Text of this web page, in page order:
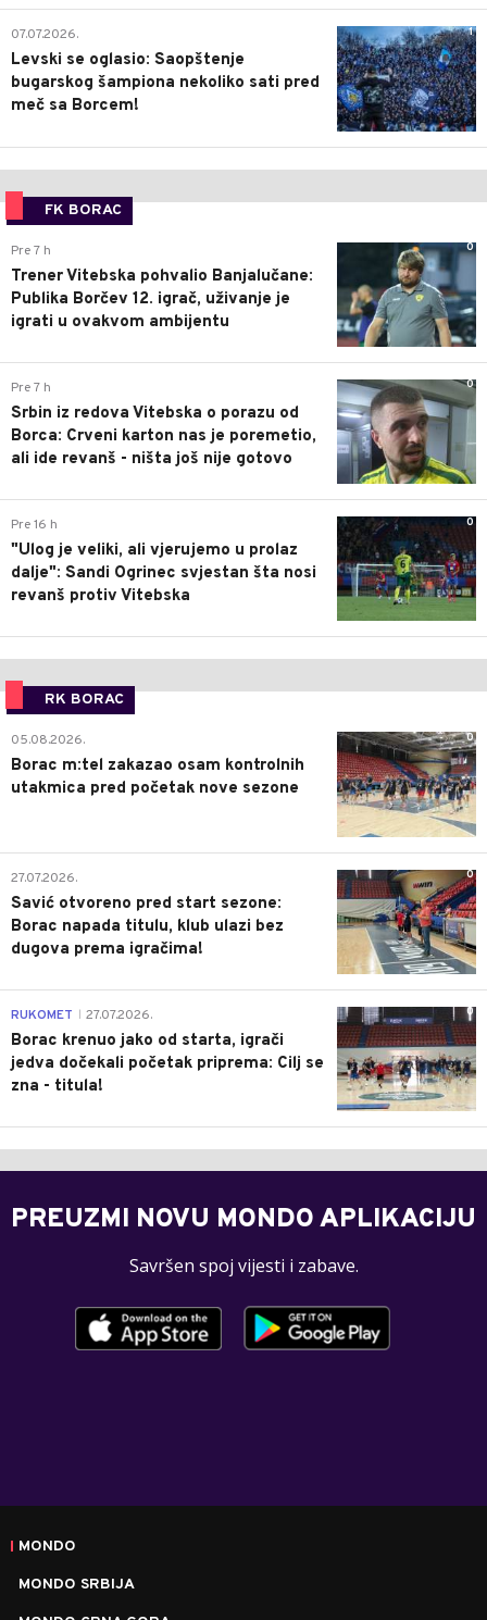
1
07.07.2026.
Levski se oglasio: Saopštenje
bugarskog šampiona nekoliko sati pred
meč sa Borcem!
FK BORAC
0
Pre 7 h
Trener Vitebska pohvalio Banjalučane:
Publika Borčev 12. igrač, uživanje je
igrati u ovakvom ambijentu
0
Pre 7 h
Srbin iz redova Vitebska o porazu od
Borca: Crveni karton nas je poremetio,
ali ide revanš - ništa još nije gotovo
0
Pre 16 h
"Ulog je veliki, ali vjerujemo u prolaz
dalje": Sandi Ogrinec svjestan šta nosi
revanš protiv Vitebska
RK BORAC
0
05.08.2026.
Borac m:tel zakazao osam kontrolnih
utakmica pred početak nove sezone
0
27.07.2026.
Savić otvoreno pred start sezone:
Borac napada titulu, klub ulazi bez
dugova prema igračima!
0
RUKOMET 27.07.2026.
Borac krenuo jako od starta, igrači
jedva dočekali početak priprema: Cilj se
zna - titula!
PREUZMI NOVU MONDO APLIKACIJU
Savršen spoj vijesti i zabave.
MONDO
MONDO SRBIJA